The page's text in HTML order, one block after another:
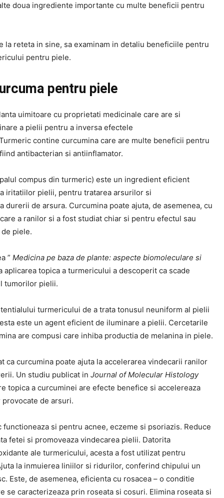
doua ingrediente importante cu multe beneficii pentru
la reteta in sine, sa examinam in detaliu beneficiile pentru
pentru piele.
pentru piele
uimitoare cu proprietati medicinale care are si
a pielii pentru a inversa efectele
contine curcumina care are multe beneficii pentru
antibacterian si antiinflamator.
compus din turmeric) este un ingredient eficient
iritatiilor pielii, pentru tratarea arsurilor si
durerii de arsura. Curcumina poate ajuta, de asemenea, cu
a ranilor si a fost studiat chiar si pentru efectul sau
piele.
” Medicina pe baza de plante: aspecte biomoleculare si
aplicarea topica a turmericului a descoperit ca scade
tumorilor pielii.
turmericului de a trata tonusul neuniform al pielii
este un agent eficient de iluminare a pielii. Cercetarile
are compusi care inhiba productia de melanina in piele.
ca curcumina poate ajuta la accelerarea vindecarii ranilor
Un studiu publicat in Journal of Molecular Histology
topica a curcuminei are efecte benefice si accelereaza
de arsuri.
functioneaza si pentru acnee, eczeme si psoriazis. Reduce
fetei si promoveaza vindecarea pielii. Datorita
ale turmericului, acesta a fost utilizat pentru
la inmuierea liniilor si ridurilor, conferind chipului un
Este, de asemenea, eficienta cu rosacea – o conditie
se caracterizeaza prin roseata si cosuri. Elimina roseata si